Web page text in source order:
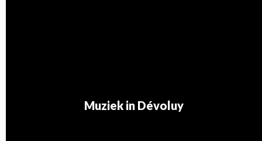
Muziek in Dévoluy